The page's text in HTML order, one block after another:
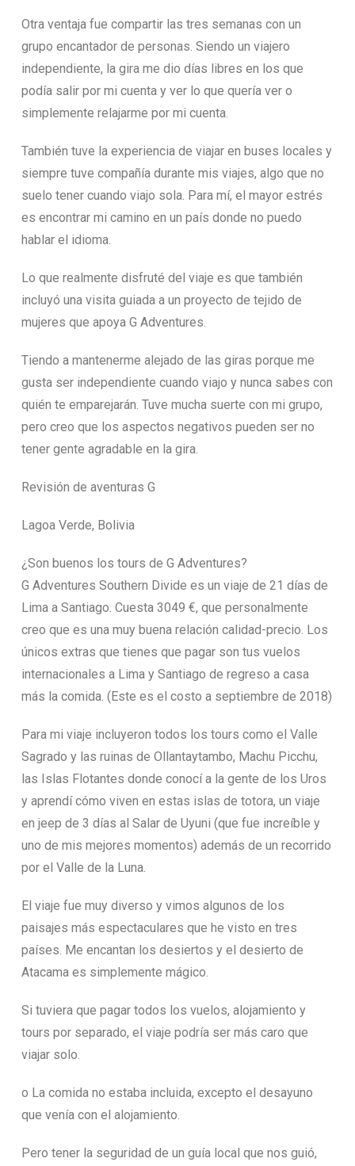
Otra ventaja fue compartir las tres semanas con un
grupo encantador de personas. Siendo un viajero
independiente, la gira me dio días libres en los que
podía salir por mi cuenta y ver lo que quería ver o
simplemente relajarme por mi cuenta.
También tuve la experiencia de viajar en buses locales y
siempre tuve compañía durante mis viajes, algo que no
suelo tener cuando viajo sola. Para mí, el mayor estrés
es encontrar mi camino en un país donde no puedo
hablar el idioma.
Lo que realmente disfruté del viaje es que también
incluyó una visita guiada a un proyecto de tejido de
mujeres que apoya G Adventures.
Tiendo a mantenerme alejado de las giras porque me
gusta ser independiente cuando viajo y nunca sabes con
quién te emparejarán. Tuve mucha suerte con mi grupo,
pero creo que los aspectos negativos pueden ser no
tener gente agradable en la gira.
Revisión de aventuras G
Lagoa Verde, Bolivia
¿Son buenos los tours de G Adventures?
G Adventures Southern Divide es un viaje de 21 días de
Lima a Santiago. Cuesta 3049 €, que personalmente
creo que es una muy buena relación calidad-precio. Los
únicos extras que tienes que pagar son tus vuelos
internacionales a Lima y Santiago de regreso a casa
más la comida. (Este es el costo a septiembre de 2018)
Para mi viaje incluyeron todos los tours como el Valle
Sagrado y las ruinas de Ollantaytambo, Machu Picchu,
las Islas Flotantes donde conocí a la gente de los Uros
y aprendí cómo viven en estas islas de totora, un viaje
en jeep de 3 días al Salar de Uyuni (que fue increíble y
uno de mis mejores momentos) además de un recorrido
por el Valle de la Luna.
El viaje fue muy diverso y vimos algunos de los
paisajes más espectaculares que he visto en tres
países. Me encantan los desiertos y el desierto de
Atacama es simplemente mágico.
Si tuviera que pagar todos los vuelos, alojamiento y
tours por separado, el viaje podría ser más caro que
viajar solo.
o La comida no estaba incluida, excepto el desayuno
que venía con el alojamiento.
Pero tener la seguridad de un guía local que nos guió,